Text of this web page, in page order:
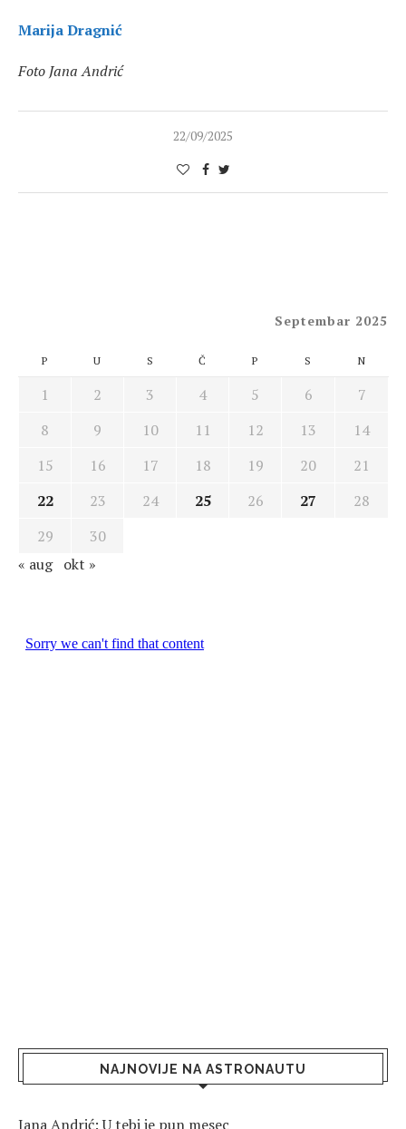
Marija Dragnić
Foto Jana Andrić
22/09/2025
Septembar 2025
P U S Č P S N
1 2 3 4 5 6
7
8
9 10 11 12 13
14
15
16 17 18 19 20
21
22
23 24 25 26 27
28
29
30
« aug okt »
NAJNOVIJE NA ASTRONAUTU
Jana Andrić: U tebi je pun mesec